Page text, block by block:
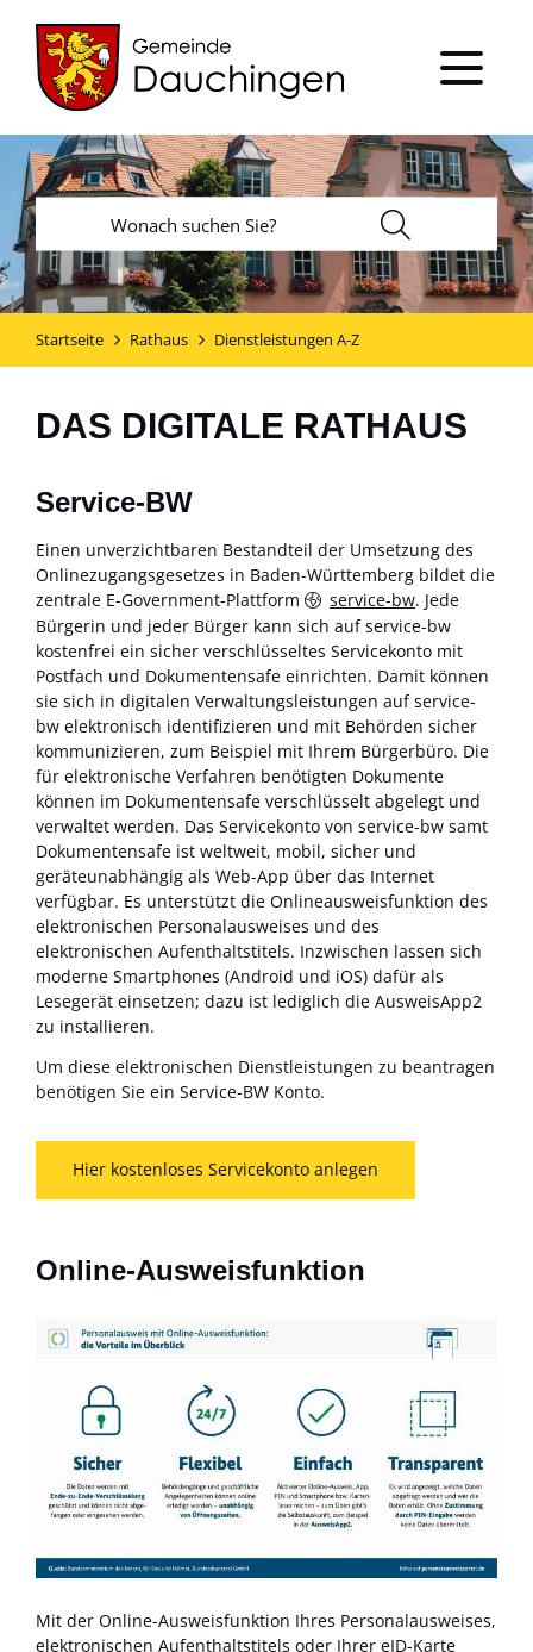
Startseite Rathaus Dienstleistungen A-Z
DAS DIGITALE RATHAUS
Service-BW
Einen unverzichtbaren Bestandteil der Umsetzung des
Onlinezugangsgesetzes in Baden-Württemberg bildet die
zentrale E-Government-Plattform
service-bw. Jede
Bürgerin und jeder Bürger kann sich auf service-bw
kostenfrei ein sicher verschlüsseltes Servicekonto mit
Postfach und Dokumentensafe einrichten. Damit können
sie sich in digitalen Verwaltungsleistungen auf service-
bw elektronisch identifizieren und mit Behörden sicher
kommunizieren, zum Beispiel mit Ihrem Bürgerbüro. Die
für elektronische Verfahren benötigten Dokumente
können im Dokumentensafe verschlüsselt abgelegt und
verwaltet werden. Das Servicekonto von service-bw samt
Dokumentensafe ist weltweit, mobil, sicher und
geräteunabhängig als Web-App über das Internet
verfügbar. Es unterstützt die Onlineausweisfunktion des
elektronischen Personalausweises und des
elektronischen Aufenthaltstitels. Inzwischen lassen sich
moderne Smartphones (Android und iOS) dafür als
Lesegerät einsetzen; dazu ist lediglich die AusweisApp2
zu installieren.
Um diese elektronischen Dienstleistungen zu beantragen
benötigen Sie ein Service-BW Konto.
Hier kostenloses Servicekonto anlegen
Online-Ausweisfunktion
Mit der Online-Ausweisfunktion Ihres Personalausweises,
elektronischen Aufenthaltstitels oder Ihrer eID-Karte